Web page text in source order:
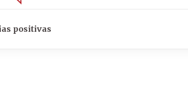
positivas